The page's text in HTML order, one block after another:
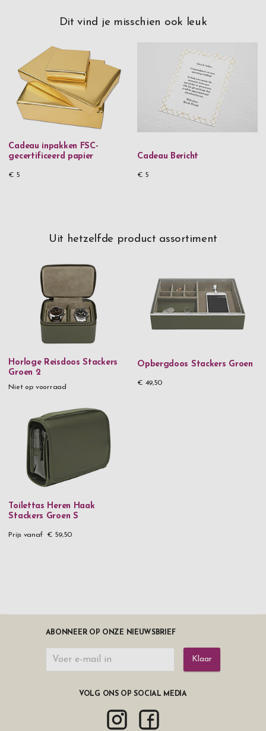
Dit vind je misschien ook leuk
Cadeau inpakken FSC-
gecertificeerd papier
€ 5
Cadeau Bericht
€ 5
Uit hetzelfde product assortiment
Horloge Reisdoos Stackers
Groen 2
Niet op voorraad
Opbergdoos Stackers Groen
€ 49,50
Toilettas Heren Haak
Stackers Groen S
Prijs vanaf € 59,50
ABONNEER OP ONZE NIEUWSBRIEF
Klaar
VOLG ONS OP SOCIAL MEDIA